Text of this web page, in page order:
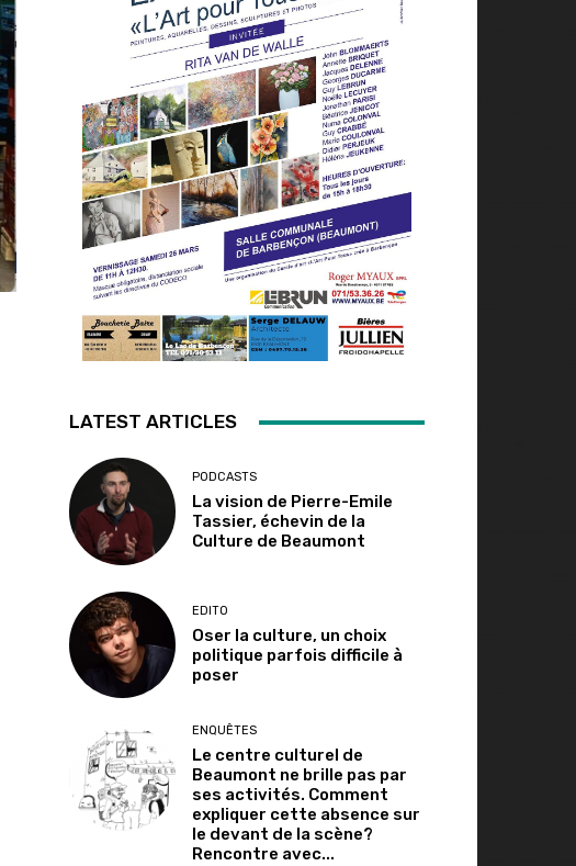
LATEST ARTICLES
PODCASTS
La vision de Pierre-Emile
Tassier, échevin de la
Culture de Beaumont
EDITO
Oser la culture, un choix
politique parfois difficile à
poser
ENQUÊTES
Le centre culturel de
Beaumont ne brille pas par
ses activités. Comment
expliquer cette absence sur
le devant de la scène?
Rencontre avec...